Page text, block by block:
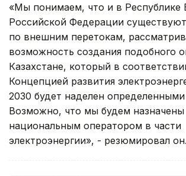
«Мы понимаем, что и в Республике
Российской Федерации
по внешним перетокам,
возможность создания подобного
Казахстане, который в
Концепцией развития
2030 будет наделен
Возможно, что мы будем назначены
национальным оператором в части
электроэнергии», - резюмировал он.